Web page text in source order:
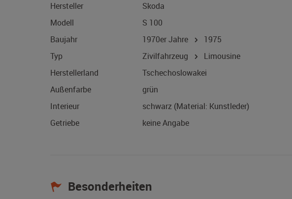
Hersteller
Skoda
Modell
S 100
Baujahr
1970er Jahre
1975
Typ
Zivilfahrzeug
Limousine
Herstellerland
Tschechoslowakei
Außenfarbe
grün
Interieur
schwarz (Material: Kunstleder)
Getriebe
keine Angabe
Besonderheiten